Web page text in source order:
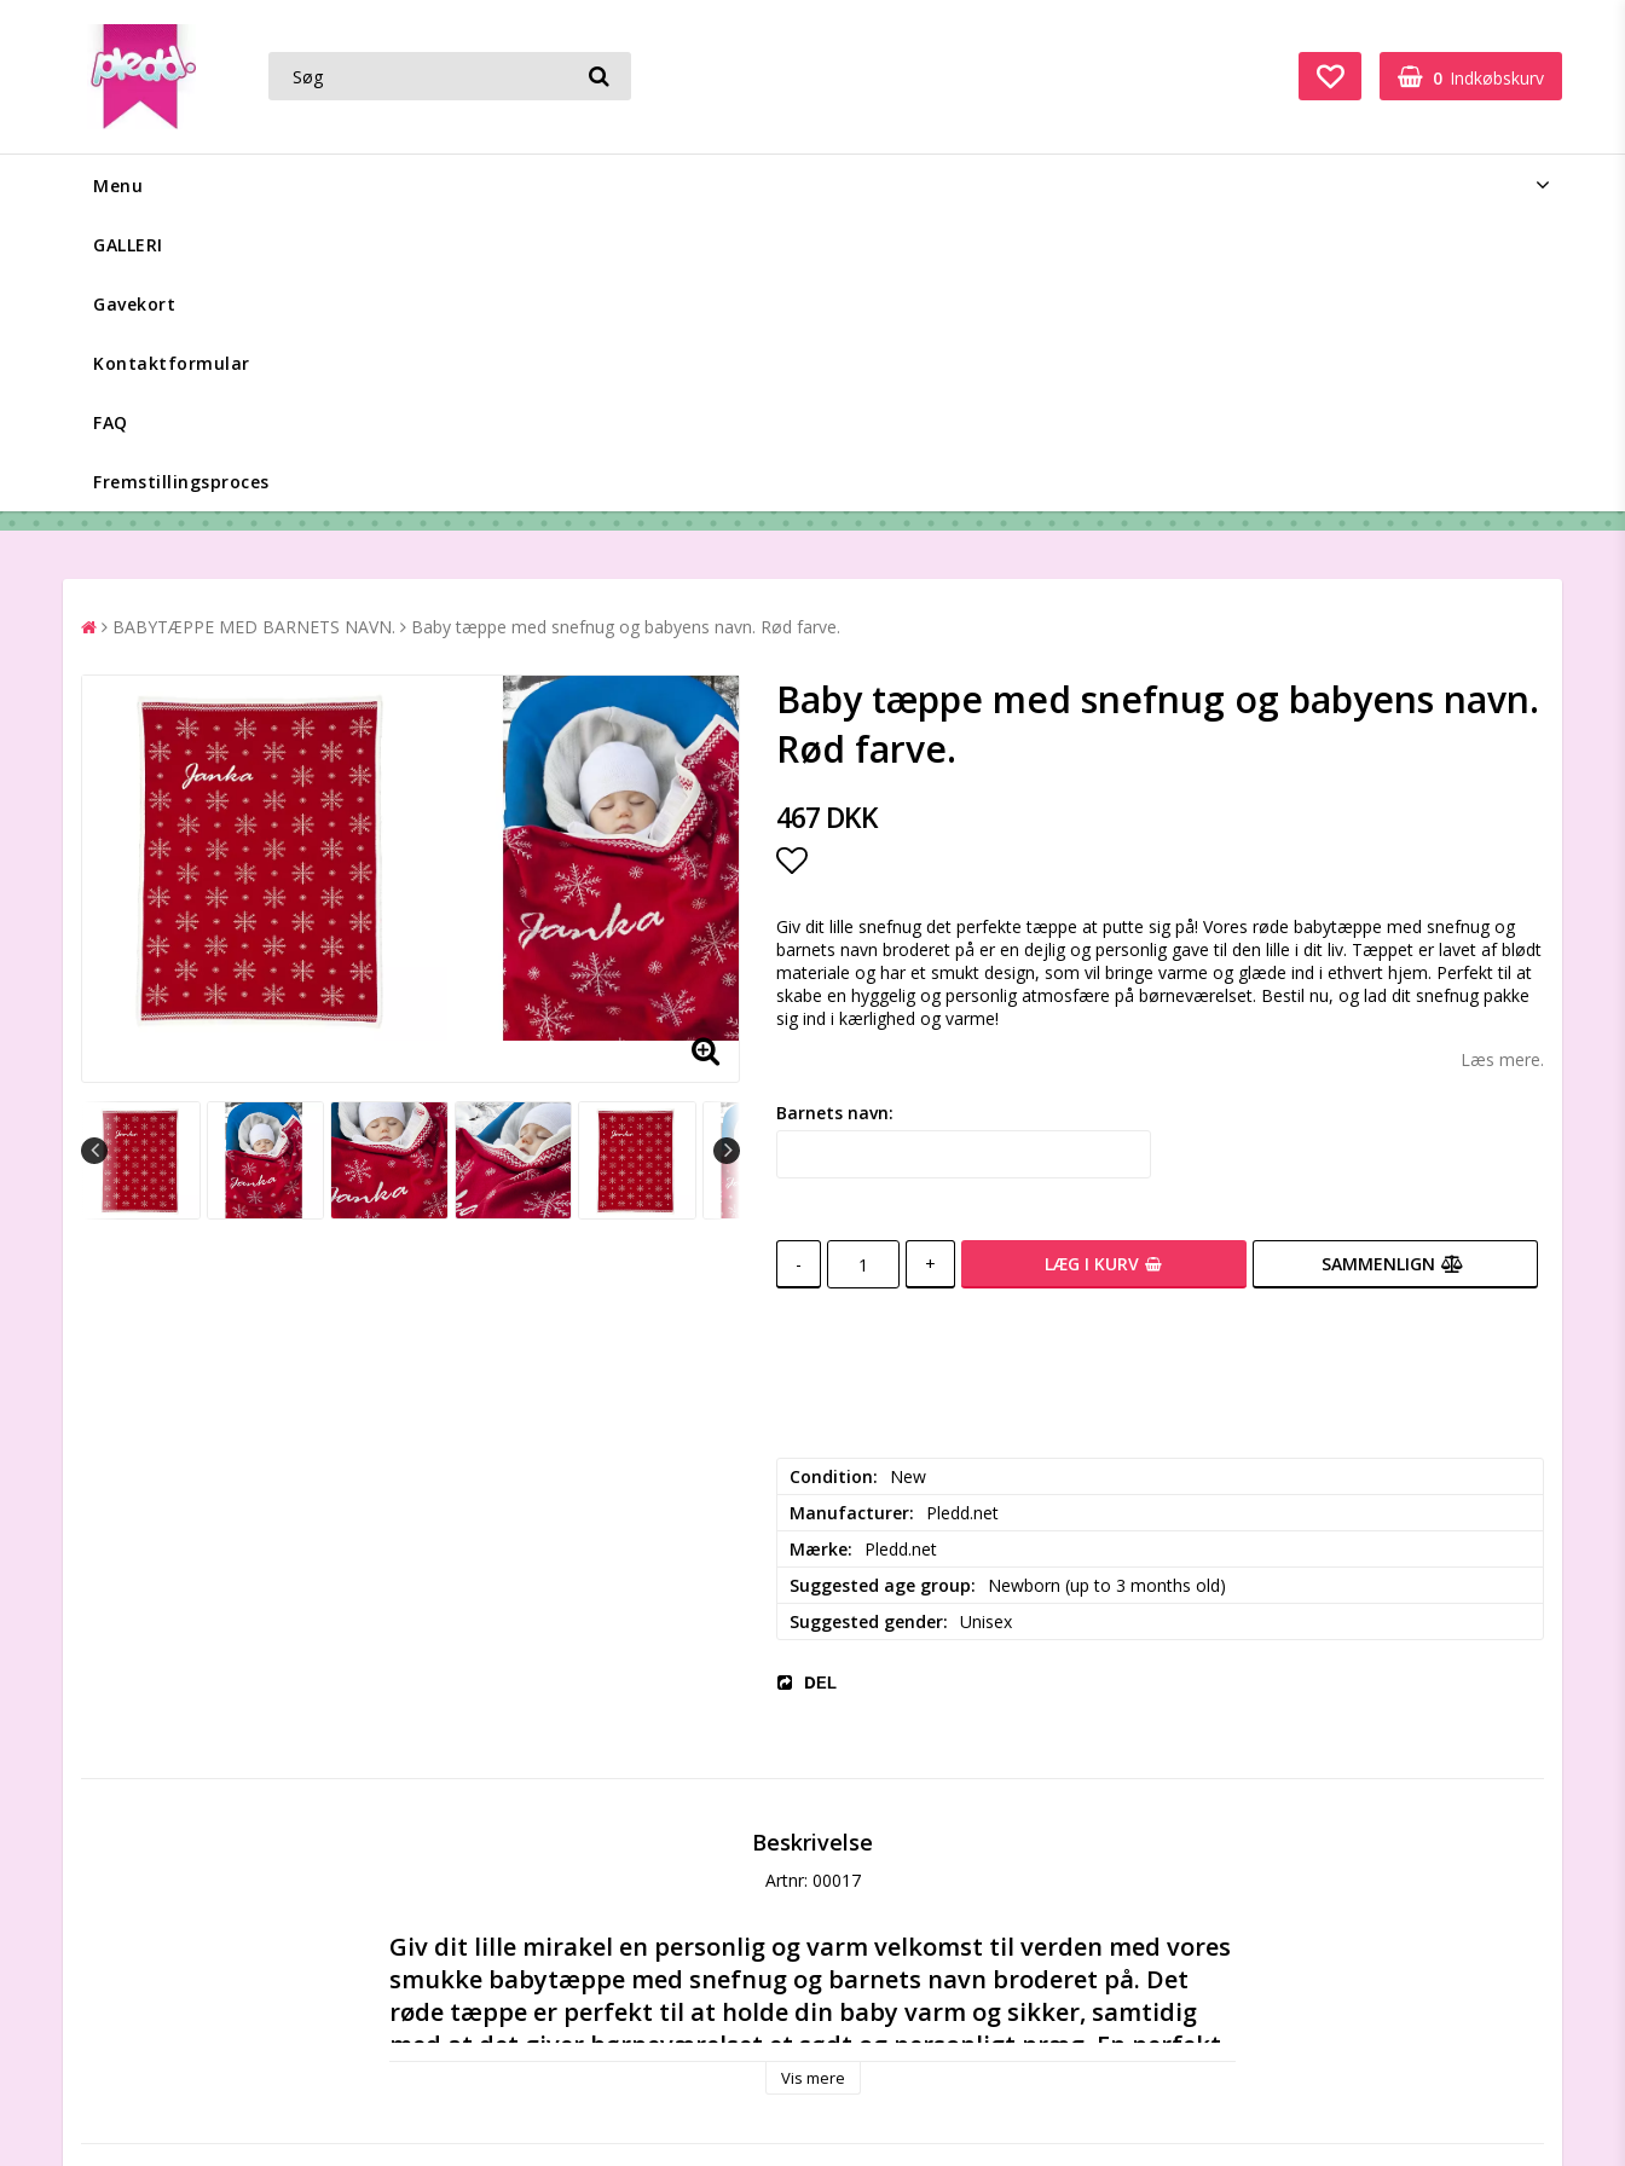
0 Indkøbskurv
Menu
GALLERI
Gavekort
Kontaktformular
FAQ
Fremstillingsproces
BABYTÆPPE MED BARNETS NAVN. Baby tæppe med snefnug og babyens navn. Rød farve.
Baby tæppe med snefnug og babyens navn.
Rød farve.
467 DKK
Add to list of favorites
Giv dit lille snefnug det perfekte tæppe at putte sig på! Vores røde babytæppe med snefnug og
barnets navn broderet på er en dejlig og personlig gave til den lille i dit liv. Tæppet er lavet af blødt
materiale og har et smukt design, som vil bringe varme og glæde ind i ethvert hjem. Perfekt til at
skabe en hyggelig og personlig atmosfære på børneværelset. Bestil nu, og lad dit snefnug pakke
sig ind i kærlighed og varme!
Læs mere.
Barnets navn:
- + LÆG I KURV SAMMENLIGN
Condition
New
Manufacturer
Pledd.net
Mærke
Pledd.net
Suggested age group
Newborn (up to 3 months old)
Suggested gender
Unisex
DEL
Beskrivelse
Artnr: 00017
Giv dit lille mirakel en personlig og varm velkomst til verden med vores
smukke babytæppe med snefnug og barnets navn broderet på. Det
røde tæppe er perfekt til at holde din baby varm og sikker, samtidig
med at det giver børneværelset et sødt og personligt præg. En perfekt
gave til babyshower eller fødselsdag!
Vis mere